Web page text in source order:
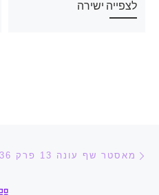
לצפייה ישירה
ניווט בפוסטים
מאסטר שף עונה 13 פרק 36 לצפייה ישירה